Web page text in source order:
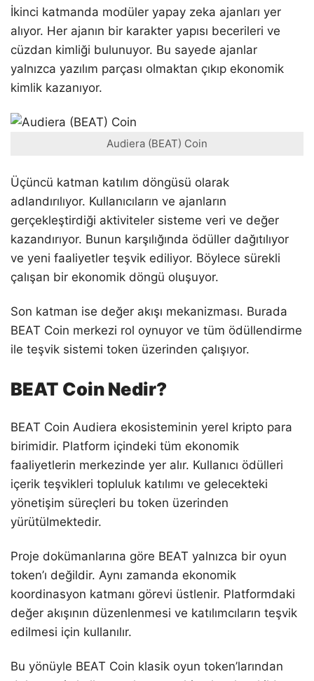
İkinci katmanda modüler yapay zeka ajanları yer
alıyor. Her ajanın bir karakter yapısı becerileri ve
cüzdan kimliği bulunuyor. Bu sayede ajanlar
yalnızca yazılım parçası olmaktan çıkıp ekonomik
kimlik kazanıyor.
Audiera (BEAT) Coin
Üçüncü katman katılım döngüsü olarak
adlandırılıyor. Kullanıcıların ve ajanların
gerçekleştirdiği aktiviteler sisteme veri ve değer
kazandırıyor. Bunun karşılığında ödüller dağıtılıyor
ve yeni faaliyetler teşvik ediliyor. Böylece sürekli
çalışan bir ekonomik döngü oluşuyor.
Son katman ise değer akışı mekanizması. Burada
BEAT Coin merkezi rol oynuyor ve tüm ödüllendirme
ile teşvik sistemi token üzerinden çalışıyor.
BEAT Coin Nedir?
BEAT Coin Audiera ekosisteminin yerel kripto para
birimidir. Platform içindeki tüm ekonomik
faaliyetlerin merkezinde yer alır. Kullanıcı ödülleri
içerik teşvikleri topluluk katılımı ve gelecekteki
yönetişim süreçleri bu token üzerinden
yürütülmektedir.
Proje dokümanlarına göre BEAT yalnızca bir oyun
token’ı değildir. Aynı zamanda ekonomik
koordinasyon katmanı görevi üstlenir. Platformdaki
değer akışının düzenlenmesi ve katılımcıların teşvik
edilmesi için kullanılır.
Bu yönüyle BEAT Coin klasik oyun token’larından